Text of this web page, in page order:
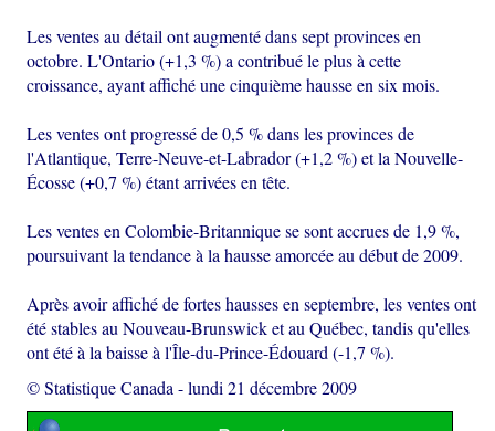
Les ventes au détail ont augmenté dans sept provinces en
octobre. L'Ontario (+1,3 %) a contribué le plus à cette
croissance, ayant affiché une cinquième hausse en six mois.
Les ventes ont progressé de 0,5 % dans les provinces de
l'Atlantique, Terre-Neuve-et-Labrador (+1,2 %) et la Nouvelle-
Écosse (+0,7 %) étant arrivées en tête.
Les ventes en Colombie-Britannique se sont accrues de 1,9 %,
poursuivant la tendance à la hausse amorcée au début de 2009.
Après avoir affiché de fortes hausses en septembre, les ventes ont
été stables au Nouveau-Brunswick et au Québec, tandis qu'elles
ont été à la baisse à l'Île-du-Prince-Édouard (-1,7 %).
© Statistique Canada -lundi 21 décembre 2009